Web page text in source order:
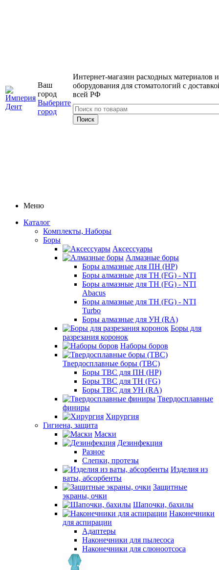
Ваш
город
Выберите
город
Интернет-магазин расходных материалов и
оборудования для стоматологий с
всей РФ
Меню
Каталог
Комплекты, Наборы
Боры
Аксессуары
Алмазные боры
Боры алмазные для ПН (HP)
Боры алмазные для ТН (FG) - NTI
Боры алмазные для ТН (FG) - NTI
Abacus
Боры алмазные для ТН (FG) - NTI
Turbo
Боры алмазные для УН (RA)
Боры для
разрезания коронок
Наборы боров
Твердосплавные боры (ТВС)
Боры ТВС для ПН (HP)
Боры ТВС для ТН (FG)
Боры ТВС для УН (RA)
Твердосплавные
финиры
Хирургия
Гигиена, защита
Маски
Дезинфекция
Разное
Слепки, протезы
Изделия из
ваты, абсорбенты
Защитные
экраны, очки
Шапочки, бахилы
Наконечники
для аспирации
Адаптеры
Наконечники для пылесоса
Наконечники для слюноотсоса